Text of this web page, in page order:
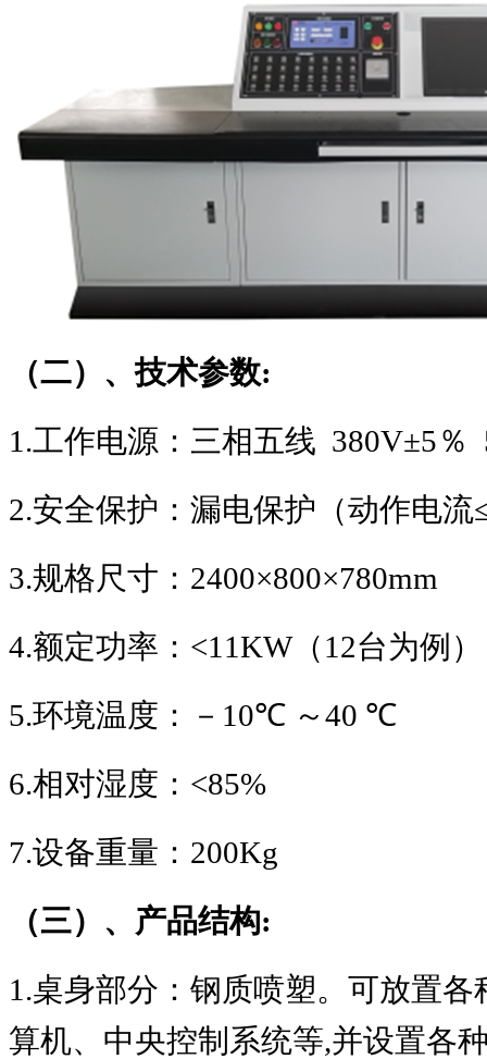
（二）、技术参数:
1.工作电源：三相五线 380V±5％
2.安全保护：漏电保护（动作电流
3.规格尺寸： 2400×800×780mm
4.额定功率： <11KW（12台为例）
5.环境温度：－ 10℃ ～40 ℃
6.相对湿度： <85%
7.设备重量： 200Kg
（三）、产品结构:
1.桌身部分：钢质喷塑。可放置
算机、中央控制系统等,并设置各